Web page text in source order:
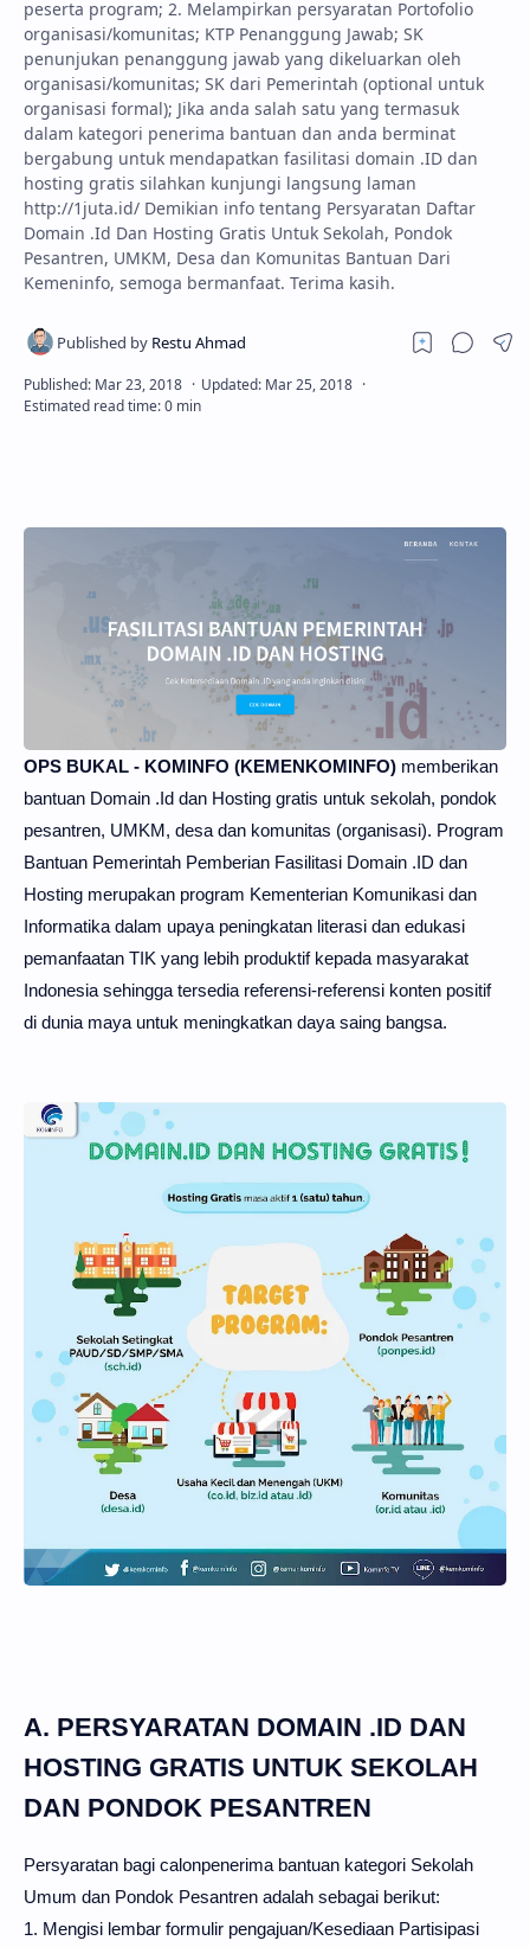
peserta program; 2. Melampirkan persyaratan Portofolio
organisasi/komunitas; KTP Penanggung Jawab; SK
penunjukan penanggung jawab yang dikeluarkan oleh
organisasi/komunitas; SK dari Pemerintah (optional untuk
organisasi formal); Jika anda salah satu yang termasuk
dalam kategori penerima bantuan dan anda berminat
bergabung untuk mendapatkan fasilitasi domain .ID dan
hosting gratis silahkan kunjungi langsung laman
http://1juta.id/ Demikian info tentang Persyaratan Daftar
Domain .Id Dan Hosting Gratis Untuk Sekolah, Pondok
Pesantren, UMKM, Desa dan Komunitas Bantuan Dari
Kemeninfo, semoga bermanfaat. Terima kasih.
OPS BUKAL - KOMINFO (KEMENKOMINFO) memberikan
bantuan Domain .Id dan Hosting gratis untuk sekolah, pondok
pesantren, UMKM, desa dan komunitas (organisasi). Program
Bantuan Pemerintah Pemberian Fasilitasi Domain .ID dan
Hosting merupakan program Kementerian Komunikasi dan
Informatika dalam upaya peningkatan literasi dan edukasi
pemanfaatan TIK yang lebih produktif kepada masyarakat
Indonesia sehingga tersedia referensi-referensi konten positif
di dunia maya untuk meningkatkan daya saing bangsa.
A. PERSYARATAN DOMAIN .ID DAN
HOSTING GRATIS UNTUK SEKOLAH
DAN PONDOK PESANTREN
Persyaratan bagi calonpenerima bantuan kategori Sekolah
Umum dan Pondok Pesantren adalah sebagai berikut:
1. Mengisi lembar formulir pengajuan/Kesediaan Partisipasi